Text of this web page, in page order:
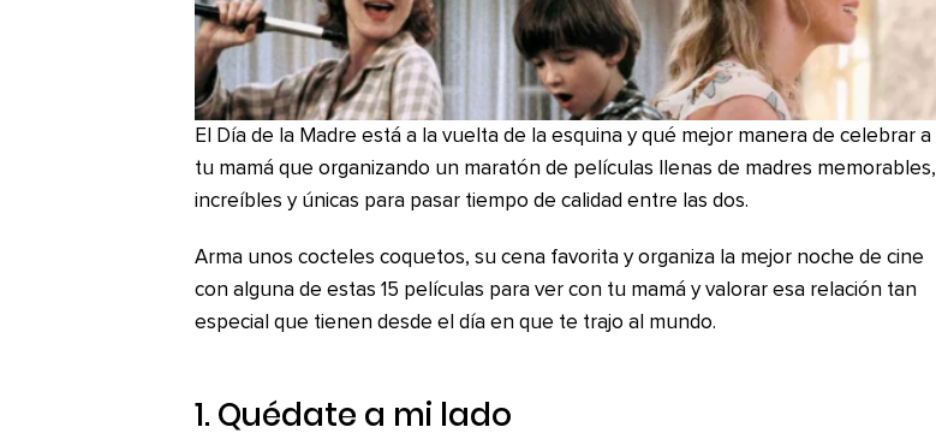
El Día de la Madre está a la vuelta de la esquina y qué mejor manera de celebrar a
tu mamá que organizando un maratón de películas llenas de madres memorables,
increíbles y únicas para pasar tiempo de calidad entre las dos.
Arma unos cocteles coquetos, su cena favorita y organiza la mejor noche de cine
con alguna de estas 15 películas para ver con tu mamá y valorar esa relación tan
especial que tienen desde el día en que te trajo al mundo.
1. Quédate a mi lado